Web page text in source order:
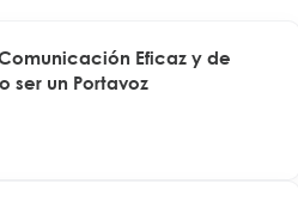
Eficaz y de
ser un Portavoz